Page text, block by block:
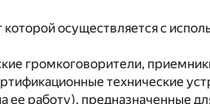
осуществляется с
громкоговорители,
технические
ее работу), предназначенные